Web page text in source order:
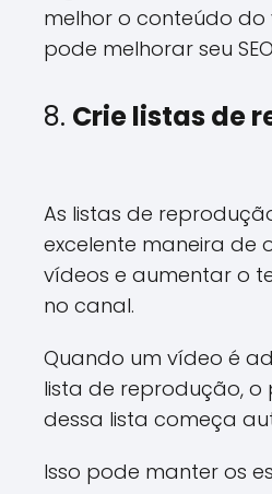
melhor o conteúdo do
pode melhorar seu
8. Crie listas de
As listas de
excelente maneira de
vídeos e aumentar o
no canal.
Quando um vídeo é
lista de reprodução, o
dessa lista começa
Isso pode manter os